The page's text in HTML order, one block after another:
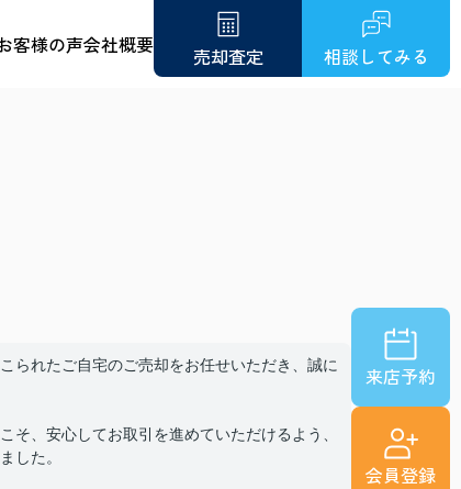
客様の声会社概要 売却査定 相談してみる
来店予約
会員登録
られたご自宅のご売却をお任せいただき、誠に
そ、安心してお取引を進めていただけるよう、
した。